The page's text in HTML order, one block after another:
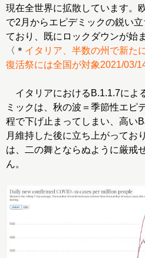
現在全世界に拡散しています。
で2月からエピデミックの鋭い
ており、既にロックダウンが始
〈＊ イタリア、半数の州で新た
復活祭には全国が対象2021/03/
イタリアにおけるB.1.1.7によ
ミックは、秋の波＝季節性エピ
程で下げ止まってしまい、高い
月維持した後に立ち上がってお
は、二の舞とならぬように厳戒
ん。